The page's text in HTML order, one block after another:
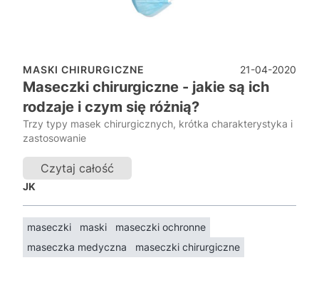
MASKI CHIRURGICZNE 21-04-2020
Maseczki chirurgiczne - jakie są ich
rodzaje i czym się różnią?
Trzy typy masek chirurgicznych, krótka charakterystyka i
zastosowanie
Czytaj całość
JK
maseczki maski
maseczki ochronne
maseczka medyczna
maseczki chirurgiczne